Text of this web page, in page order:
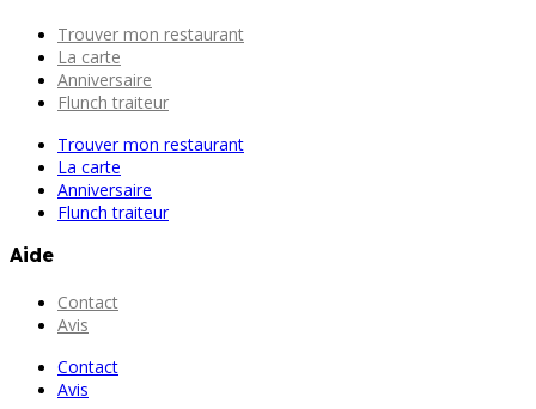
Trouver mon restaurant
La carte
Anniversaire
Flunch traiteur
Trouver mon restaurant
La carte
Anniversaire
Flunch traiteur
Aide
Contact
Avis
Contact
Avis